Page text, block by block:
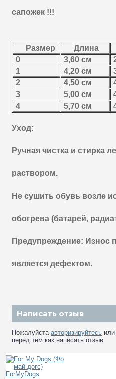
сапожек !!!
Размер Длина
0
3,60 см
1
4,20 см
2
4,50 см
3
5,00 см
4
5,70 см
Уход:
Ручная чистка и стирка
раствором.
Не сушить обувь возле
обогрева (батарей,
Предупреждение: Износ
является дефектом.
Написать отзыв
Пожалуйста авторизируйтесь или
перед тем как написать отзыв